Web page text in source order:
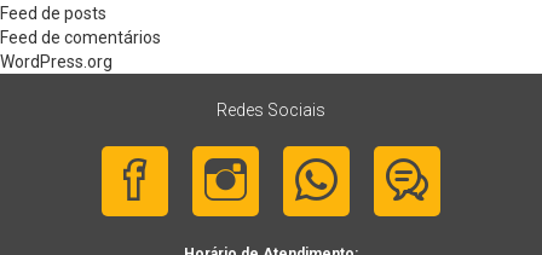
Feed de posts
Feed de comentários
WordPress.org
Redes Sociais